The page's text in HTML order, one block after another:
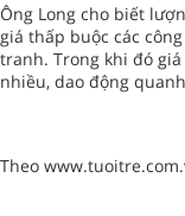
Ông Long cho biết
giá thấp buộc các
tranh. Trong khi đó
nhiều, dao động
Theo